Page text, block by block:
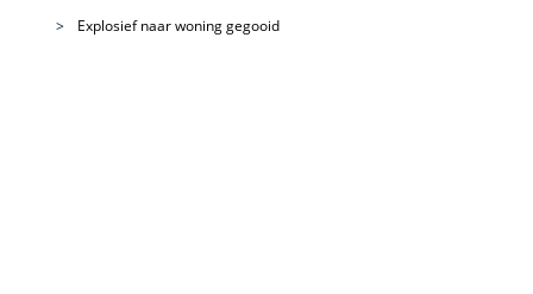
Explosief naar woning gegooid